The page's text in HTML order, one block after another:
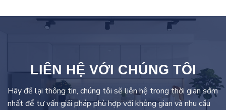
LIÊN HỆ VỚI CHÚNG TÔI
Hãy để lại thông tin, chúng tôi sẽ liên hệ trong thời gian sớm
nhất để tư vấn giải pháp phù hợp với không gian và nhu cầu